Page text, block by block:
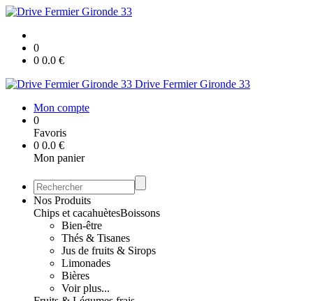
0
0 0.0 €
Drive Fermier Gironde 33
Mon compte
0
Favoris
0 0.0 €
Mon panier
Nos Produits
Chips et cacahuètesBoissons
Bien-être
Thés & Tisanes
Jus de fruits & Sirops
Limonades
Bières
Voir plus...